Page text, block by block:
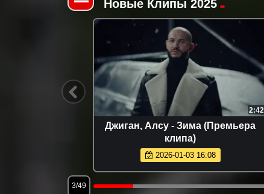
Новые Клипы 2025
2:42
Джиган, Алсу - Зима (Премьера
клипа)
2026-01-03 16:08
3/49